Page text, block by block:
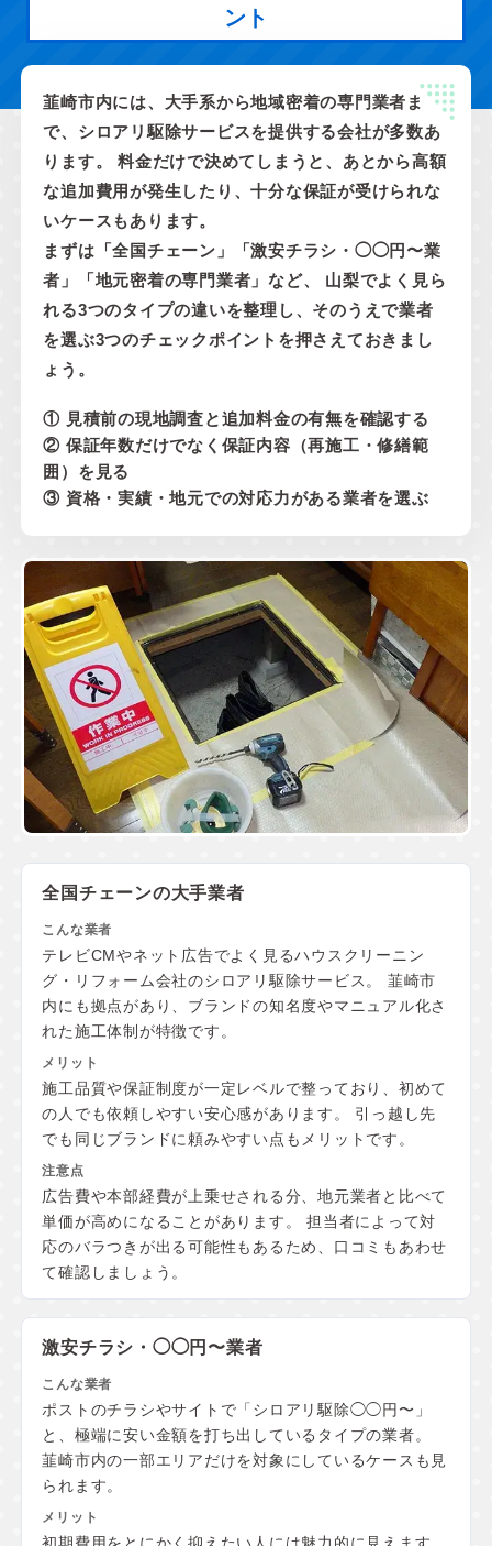
ント
韮崎市内には、大手系から地域密着の専門業者ま
で、シロアリ駆除サービスを提供する会社が多数あ
ります。 料金だけで決めてしまうと、あとから高額
な追加費用が発生したり、十分な保証が受けられな
いケースもあります。
まずは「全国チェーン」「激安チラシ・◯◯円〜業
者」「地元密着の専門業者」など、 山梨でよく見ら
れる3つのタイプの違いを整理し、そのうえで業者
を選ぶ3つのチェックポイントを押さえておきまし
ょう。
① 見積前の現地調査と追加料金の有無を確認する
② 保証年数だけでなく保証内容（再施工・修繕範
囲）を見る
③ 資格・実績・地元での対応力がある業者を選ぶ
全国チェーンの大手業者
テレビCMやネット広告でよく見るハウスクリーニン
グ・リフォーム会社のシロアリ駆除サービス。 韮崎市
内にも拠点があり、ブランドの知名度やマニュアル化さ
れた施工体制が特徴です。
施工品質や保証制度が一定レベルで整っており、初めて
の人でも依頼しやすい安心感があります。 引っ越し先
でも同じブランドに頼みやすい点もメリットです。
広告費や本部経費が上乗せされる分、地元業者と比べて
単価が高めになることがあります。 担当者によって対
応のバラつきが出る可能性もあるため、口コミもあわせ
て確認しましょう。
激安チラシ・◯◯円〜業者
ポストのチラシやサイトで「シロアリ駆除◯◯円〜」
と、極端に安い金額を打ち出しているタイプの業者。
韮崎市内の一部エリアだけを対象にしているケースも見
られます。